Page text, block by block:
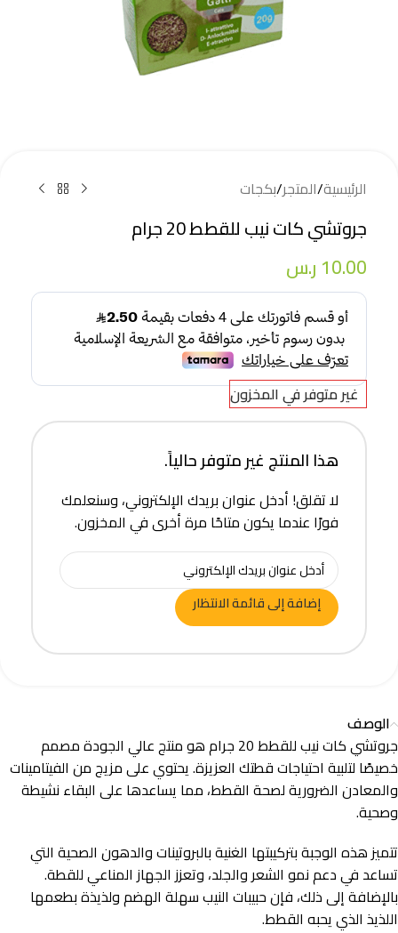
الرئيسية/المتجر/بكجات
جروتشي كات نيب للقطط 20 جرام
10.00 ر.س
غير متوفر في المخزون
هذا المنتج غير متوفر حالياً.
لا تقلق! أدخل عنوان بريدك الإلكتروني، وسنعلمك
فورًا عندما يكون متاحًا مرة أخرى في المخزون.
إضافة إلى قائمة الانتظار
الوصف
جروتشي كات نيب للقطط 20 جرام هو منتج عالي الجودة مصمم
خصيصًا لتلبية احتياجات قطتك العزيزة. يحتوي على مزيج من الفيتامينات
والمعادن الضرورية لصحة القطط، مما يساعدها على البقاء نشيطة
وصحية.
تتميز هذه الوجبة بتركيبتها الغنية بالبروتينات والدهون الصحية التي
تساعد في دعم نمو الشعر والجلد، وتعزز الجهاز المناعي للقطة.
بالإضافة إلى ذلك، فإن حبيبات النيب سهلة الهضم ولذيذة بطعمها
اللذيذ الذي يحبه القطط.